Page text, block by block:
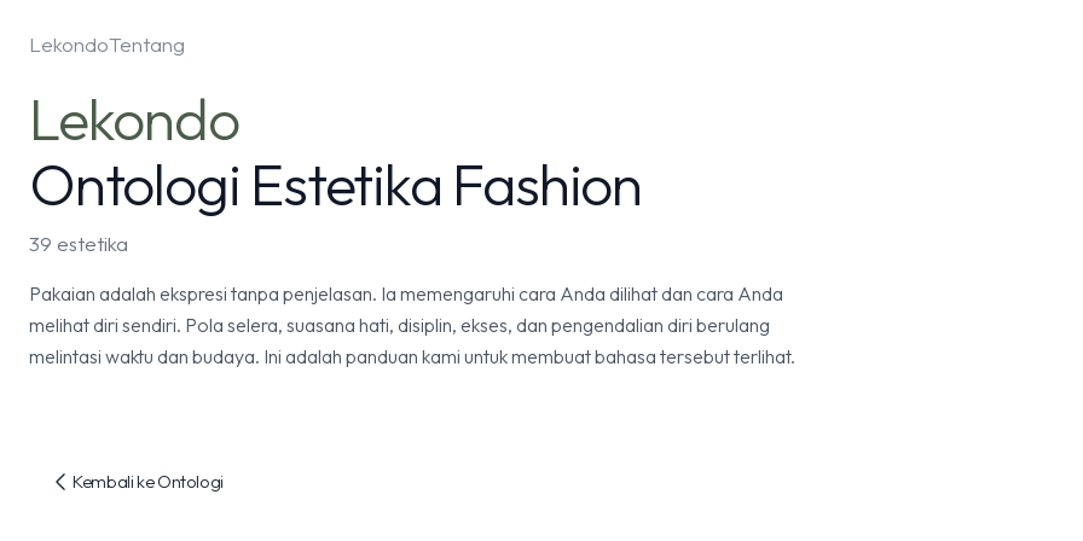
LekondoTentang
Lekondo
Ontologi Estetika Fashion
39 estetika
Pakaian adalah ekspresi tanpa penjelasan. Ia memengaruhi cara Anda dilihat dan cara Anda
melihat diri sendiri. Pola selera, suasana hati, disiplin, ekses, dan pengendalian diri berulang
melintasi waktu dan budaya. Ini adalah panduan kami untuk membuat bahasa tersebut terlihat.
Kembali ke Ontologi